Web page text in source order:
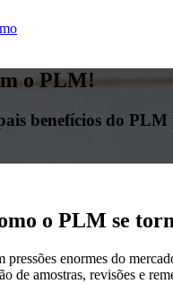
o PLM!
benefícios do
o PLM se
pressões enormes do
de amostras, revisões e